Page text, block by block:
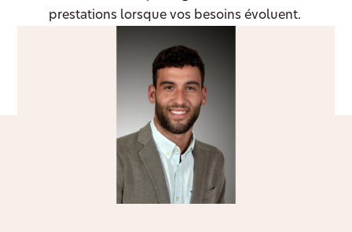
prestations lorsque vos besoins évoluent.